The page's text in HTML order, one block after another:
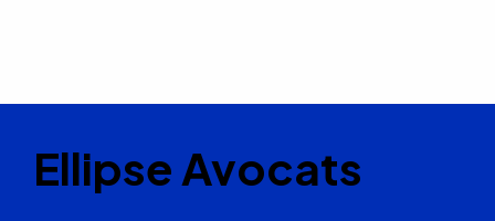
Ellipse Avocats